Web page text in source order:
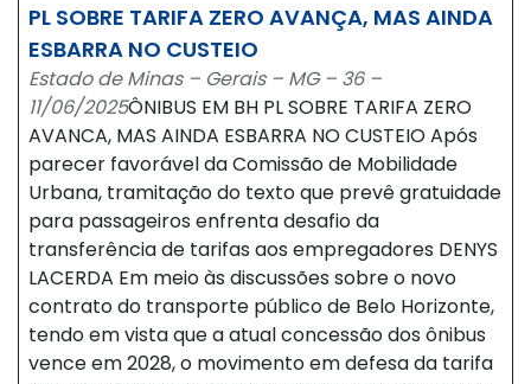
PL SOBRE TARIFA ZERO AVANÇA, MAS AINDA
ESBARRA NO CUSTEIO
Estado de Minas – Gerais – MG – 36 –
11/06/2025ÔNIBUS EM BH PL SOBRE TARIFA ZERO
AVANCA, MAS AINDA ESBARRA NO CUSTEIO Após
parecer favorável da Comissão de Mobilidade
Urbana, tramitação do texto que prevê gratuidade
para passageiros enfrenta desafio da
transferência de tarifas aos empregadores DENYS
LACERDA Em meio às discussões sobre o novo
contrato do transporte público de Belo Horizonte,
tendo em vista que a atual concessão dos ônibus
vence em 2028, o movimento em defesa da tarifa